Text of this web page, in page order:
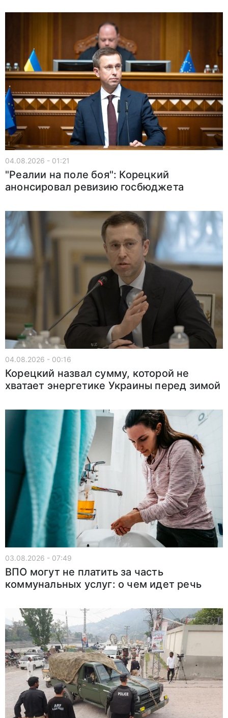
04.08.2026 - 01:21
"Реалии на поле боя": Корецкий
анонсировал ревизию госбюджета
04.08.2026 - 00:16
Корецкий назвал сумму, которой не
хватает энергетике Украины перед зимой
03.08.2026 - 07:49
ВПО могут не платить за часть
коммунальных услуг: о чем идет речь